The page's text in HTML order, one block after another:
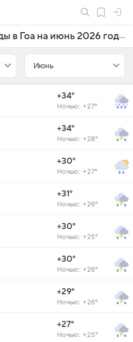
Прогноз погоды в Гоа на июнь 2026 года
Июнь
+34°
Ночью: +27°
+34°
Ночью: +28°
+30°
Ночью: +27°
+31°
Ночью: +26°
+30°
Ночью: +25°
+30°
Ночью: +26°
+29°
Ночью: +26°
+27°
Ночью: +25°